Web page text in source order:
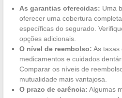
As garantias oferecidas: Uma
oferecer uma cobertura
específicas do segurado.
opções adicionais.
O nível de reembolso: As taxas
medicamentos e cuidados
Comparar os níveis de
mutualidade mais vantajosa.
O prazo de carência: Algumas